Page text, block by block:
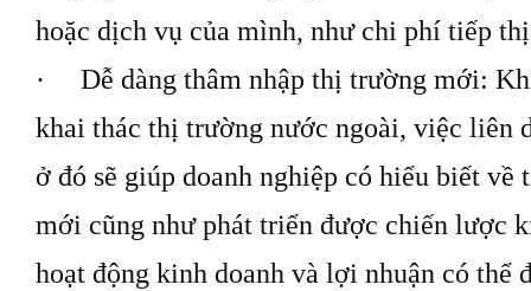
hoặc dịch vụ của mình, như chi phí tiếp
· Dễ dàng thâm nhập thị trường mới:
khai thác thị trường nước ngoài, việc liên
ở đó sẽ giúp doanh nghiệp có hiểu biết
mới cũng như phát triển được chiến lược
hoạt động kinh doanh và lợi nhuận có thể